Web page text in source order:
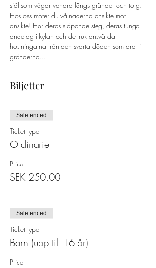
själ som vågar vandra längs gränder och torg.
Hos oss möter du vålnaderna ansikte mot
ansikte! Hör deras släpande steg, deras tunga
andetag i kylan och de fruktansvärda
hostningarna från den svarta döden som drar i
gränderna...
Biljetter
Sale ended
Ticket type
Ordinarie
Price
SEK 250.00
Sale ended
Ticket type
Barn (upp till 16 år)
Price